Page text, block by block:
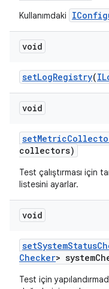
Kullanımdaki
void
setLogRegistry(
void
setMetric
collectors)
Test çalıştırması için
listesini ayarlar.
void
setSystemStatus
Checker> system
Test için